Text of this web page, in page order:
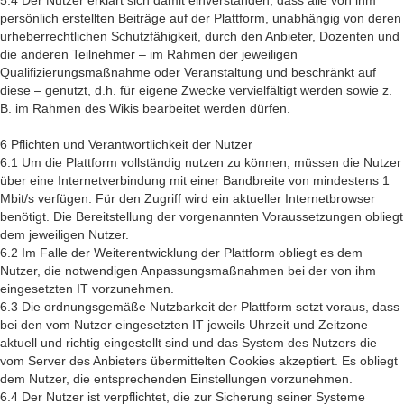
persönlich erstellten Beiträge auf der Plattform, unabhängig von deren
urheberrechtlichen Schutzfähigkeit, durch den Anbieter, Dozenten und
die anderen Teilnehmer – im Rahmen der jeweiligen
Qualifizierungsmaßnahme oder Veranstaltung und beschränkt auf
diese – genutzt, d.h. für eigene Zwecke vervielfältigt werden sowie z.
B. im Rahmen des Wikis bearbeitet werden dürfen.
6 Pflichten und Verantwortlichkeit der Nutzer
6.1 Um die Plattform vollständig nutzen zu können, müssen die Nutzer
über eine Internetverbindung mit einer Bandbreite von mindestens 1
Mbit/s verfügen. Für den Zugriff wird ein aktueller Internetbrowser
benötigt. Die Bereitstellung der vorgenannten Voraussetzungen obliegt
dem jeweiligen Nutzer.
6.2 Im Falle der Weiterentwicklung der Plattform obliegt es dem
Nutzer, die notwendigen Anpassungsmaßnahmen bei der von ihm
eingesetzten IT vorzunehmen.
6.3 Die ordnungsgemäße Nutzbarkeit der Plattform setzt voraus, dass
bei den vom Nutzer eingesetzten IT jeweils Uhrzeit und Zeitzone
aktuell und richtig eingestellt sind und das System des Nutzers die
vom Server des Anbieters übermittelten Cookies akzeptiert. Es obliegt
dem Nutzer, die entsprechenden Einstellungen vorzunehmen.
6.4 Der Nutzer ist verpflichtet, die zur Sicherung seiner Systeme